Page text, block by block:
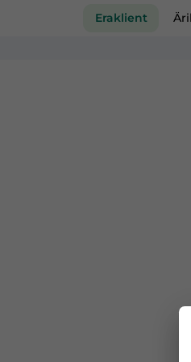
Eraklient